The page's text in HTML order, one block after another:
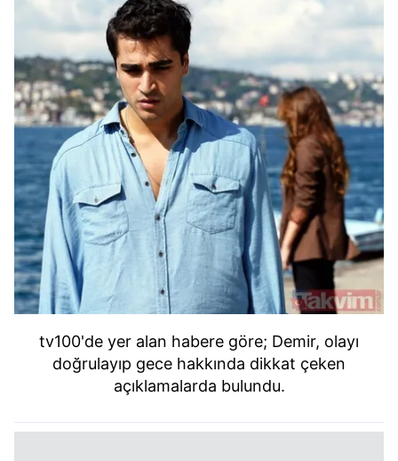
tv100'de yer alan habere göre; Demir, olayı
doğrulayıp gece hakkında dikkat çeken
açıklamalarda bulundu.